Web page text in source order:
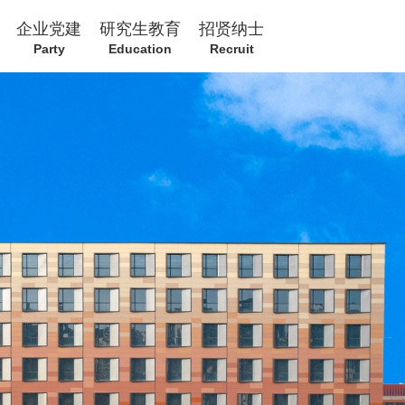
企业党建
Party
研究生教育
Education
招贤纳士
Recruit